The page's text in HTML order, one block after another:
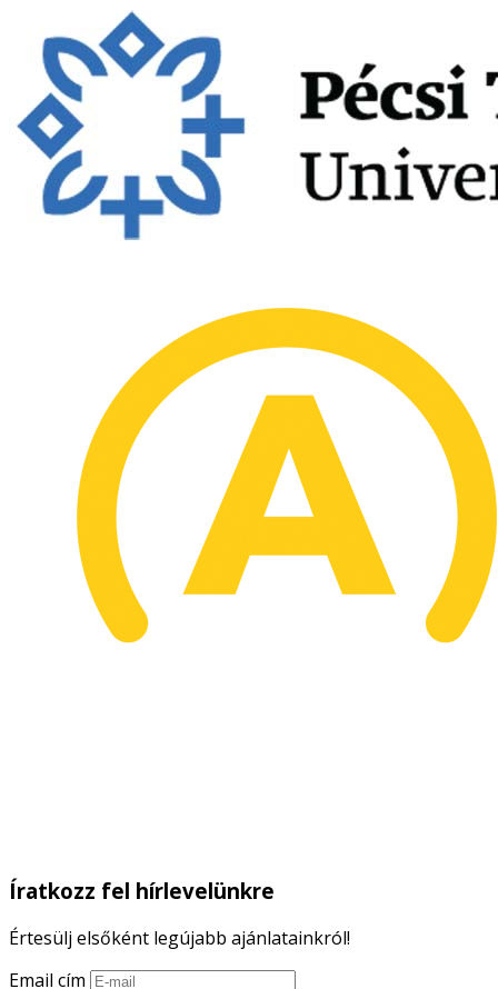
Íratkozz fel hírlevelünkre
Értesülj elsőként legújabb ajánlatainkról!
Email cím